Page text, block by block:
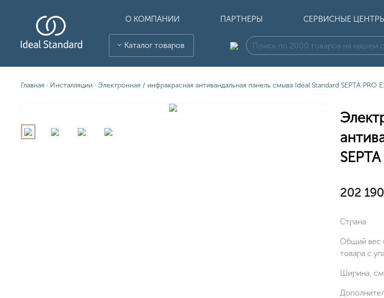
О КОМПАНИИ ПАРТНЕРЫ СЕРВИСНЫЕ
Каталог товаров
Главная · Инсталляции · Электронная / инфракрасная антивандальная панель смыва Ideal Standard SEPTA PRO
202 190
Страна
Общий вес
товара с
Ширина, см